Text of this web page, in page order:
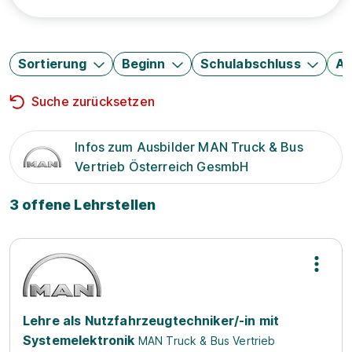
Sortierung Beginn Schulabschluss
Suche zurücksetzen
Infos zum Ausbilder MAN Truck & Bus
Vertrieb Österreich GesmbH
3 offene Lehrstellen
Lehre als Nutzfahrzeugtechniker/-in mit
Systemelektronik MAN Truck & Bus Vertrieb